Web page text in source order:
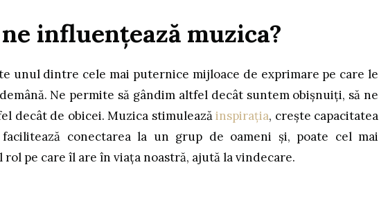
influențează muzica?
unul dintre cele mai puternice mijloace de exprimare pe care le
Ne permite să gândim altfel decât suntem obișnuiți, să ne
decât de obicei. Muzica stimuleazăinspirația, crește capacitatea
facilitează conectarea la un grup de oameni și, poate cel mai
rol pe care îl are în viața noastră, ajută la vindecare.